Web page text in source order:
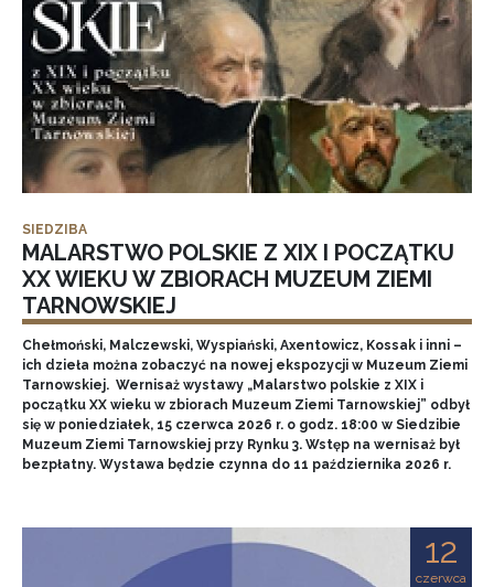
SIEDZIBA
MALARSTWO POLSKIE Z XIX I POCZĄTKU
XX WIEKU W ZBIORACH MUZEUM ZIEMI
TARNOWSKIEJ
Chełmoński, Malczewski, Wyspiański, Axentowicz, Kossak i inni –
ich dzieła można zobaczyć na nowej ekspozycji w Muzeum Ziemi
Tarnowskiej. Wernisaż wystawy „Malarstwo polskie z XIX i
początku XX wieku w zbiorach Muzeum Ziemi Tarnowskiej” odbył
się w poniedziałek, 15 czerwca 2026 r. o godz. 18:00 w Siedzibie
Muzeum Ziemi Tarnowskiej przy Rynku 3. Wstęp na wernisaż był
bezpłatny. Wystawa będzie czynna do 11 października 2026 r.
12
czerwca